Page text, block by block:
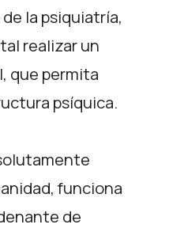
la psiquiatría,
realizar un
que permita
psíquica.
funciona
de